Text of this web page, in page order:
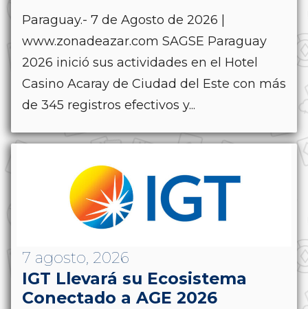
Paraguay.- 7 de Agosto de 2026 |
www.zonadeazar.com SAGSE Paraguay
2026 inició sus actividades en el Hotel
Casino Acaray de Ciudad del Este con más
de 345 registros efectivos y...
7 agosto, 2026
IGT Llevará su Ecosistema
Conectado a AGE 2026